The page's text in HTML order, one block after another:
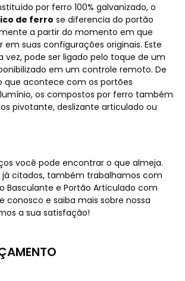
por ferro 100% galvanizado, o
de ferro se diferencia do portão
a partir do momento em que
suas configurações originais. Este
vez, pode ser ligado pelo toque de um
em um controle remoto. De
que acontece com os portões
os compostos por ferro também
pivotante, deslizante articulado ou
você pode encontrar o que almeja.
já citados, também trabalhamos com
Basculante e Portão Articulado com
conosco e saiba mais sobre nossa
a sua satisfação!